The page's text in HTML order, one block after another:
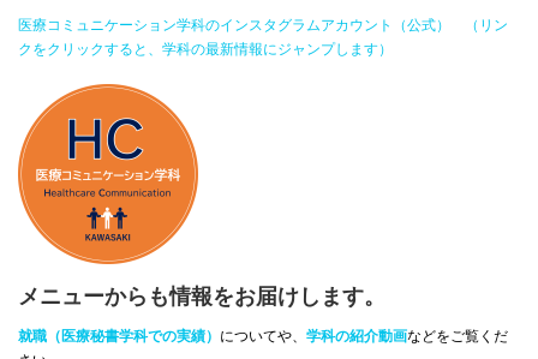
医療コミュニケーション学科のインスタグラムアカウント（公式） （リン
クをクリックすると、学科の最新情報にジャンプします）
メニューからも情報をお届けします。
就職（医療秘書学科での実績） についてや、 学科の紹介動画などをご覧くだ